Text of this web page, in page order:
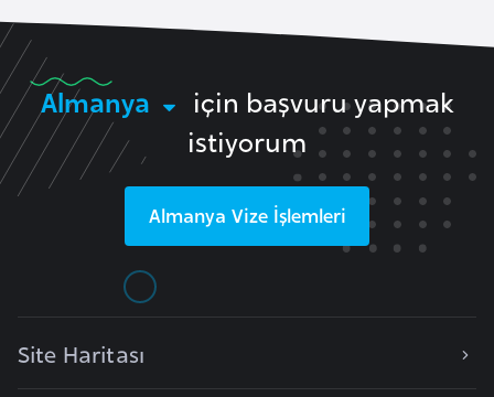
Almanya
için başvuru yapmak
istiyorum
Almanya Vize İşlemleri
Site Haritası
D
e
m
k